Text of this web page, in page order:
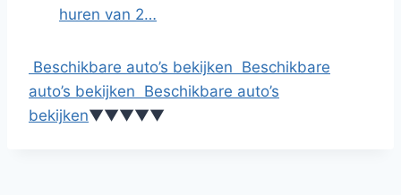
huren van 2…
Beschikbare auto’s bekijken Beschikbare
auto’s bekijken Beschikbare auto’s
bekijken▼▼▼▼▼